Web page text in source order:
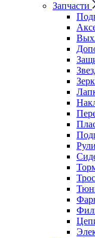
Запчасти